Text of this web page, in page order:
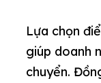
Lựa chọn
giúp doanh
chuyển.